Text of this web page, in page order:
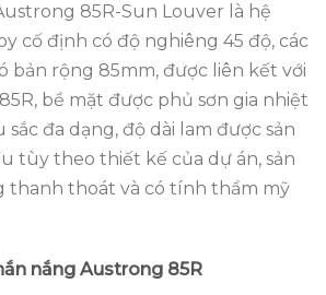
85R-Sun Louver là hệ
cố định có độ nghiêng 45 độ, các
bản rộng 85mm, được liên kết với
bề mặt được phủ sơn gia nhiệt
sắc đa dạng, độ dài lam được sản
tùy theo thiết kế của dự án, sản
thanh thoát và có tính thẩm mỹ
nắng Austrong 85R